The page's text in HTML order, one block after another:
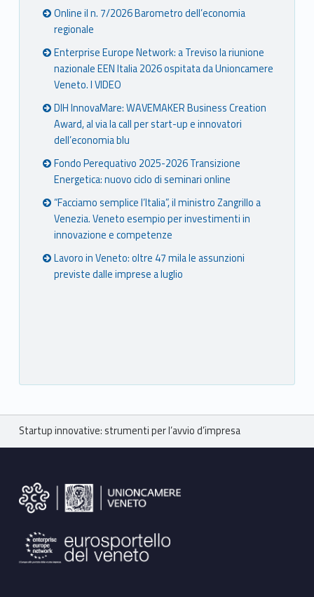
Online il n. 7/2026 Barometro dell’economia
regionale
Enterprise Europe Network: a Treviso la riunione
nazionale EEN Italia 2026 ospitata da Unioncamere
Veneto. I VIDEO
DIH InnovaMare: WAVEMAKER Business Creation
Award, al via la call per start-up e innovatori
dell’economia blu
Fondo Perequativo 2025-2026 Transizione
Energetica: nuovo ciclo di seminari online
“Facciamo semplice l’Italia”, il ministro Zangrillo a
Venezia. Veneto esempio per investimenti in
innovazione e competenze
Lavoro in Veneto: oltre 47 mila le assunzioni
previste dalle imprese a luglio
Breadcrumbs navigation
Startup innovative: strumenti per l’avvio d’impresa